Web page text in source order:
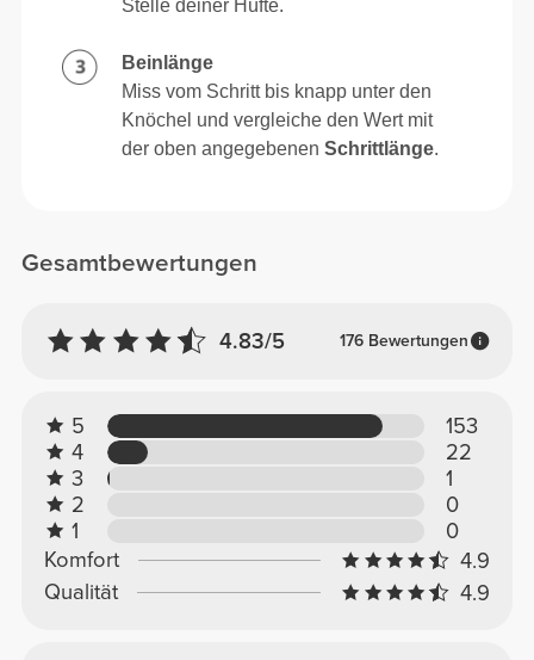
Gesamtbewertungen
4.83/5 176 Bewertungen
5
153
4
22
3
1
2
0
1
0
Komfort
4.9
Qualität
4.9
Stelle deiner Hüfte.
Beinlänge
Miss vom Schritt bis knapp unter den
Knöchel und vergleiche den Wert mit
der oben angegebenenSchrittlänge.